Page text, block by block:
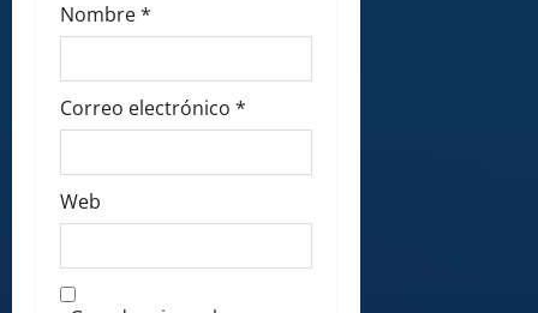
Nombre*
Correo electrónico *
Web